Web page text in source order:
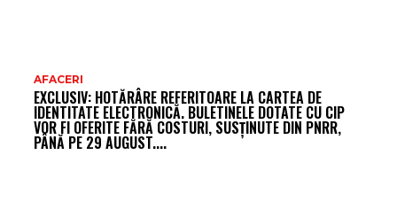
AFACERI
EXCLUSIV: HOTĂRÂRE REFERITOARE LA CARTEA DE
IDENTITATE ELECTRONICĂ. BULETINELE DOTATE CU CIP
VOR FI OFERITE FĂRĂ COSTURI, SUSȚINUTE DIN PNRR,
PÂNĂ PE 29 AUGUST....